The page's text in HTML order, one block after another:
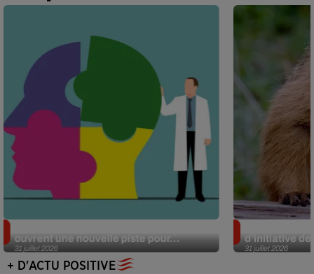
31 juillet 2026
ouvrent une nouvelle piste pour...
31 juillet 2026
d’initiative
+ D'ACTU POSITIVE